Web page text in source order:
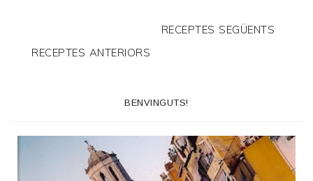
RECEPTES SEGÜENTS
RECEPTES ANTERIORS
BENVINGUTS!